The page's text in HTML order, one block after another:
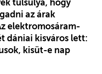
túlsúlya, hogy
az árak
elektromosáram-
dániai kisváros lett:
kisüt-e nap